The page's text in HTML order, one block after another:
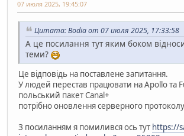
07 июля 2025, 19:45:07
Цитата: Bodia от 07 июля 2025, 17:33:58
А це посилання тут яким боком
теми?
Це відповідь на поставлене запитання.
У людей перестав працювати на Apollo та
польський пакет Сanal+
потрібно оновлення серверного
З посиланням я помилився ось тут https://